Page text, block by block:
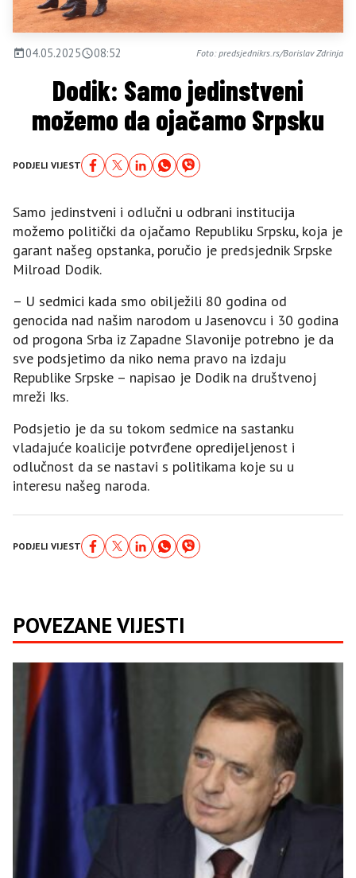
04.05.2025 08:52 Foto: predsjednikrs.rs/Borislav Zdrinja
Dodik: Samo jedinstveni
možemo da ojačamo Srpsku
PODJELI VIJEST
Samo jedinstveni i odlučni u odbrani institucija
možemo politički da ojačamo Republiku Srpsku, koja je
garant našeg opstanka, poručio je predsjednik Srpske
Milroad Dodik.
– U sedmici kada smo obilježili 80 godina od
genocida nad našim narodom u Јasenovcu i 30 godina
od progona Srba iz Zapadne Slavonije potrebno je da
sve podsjetimo da niko nema pravo na izdaju
Republike Srpske – napisao je Dodik na društvenoj
mreži Iks.
Podsjetio je da su tokom sedmice na sastanku
vladajuće koalicije potvrđene opredijeljenost i
odlučnost da se nastavi s politikama koje su u
interesu našeg naroda.
PODJELI VIJEST
POVEZANE VIJESTI